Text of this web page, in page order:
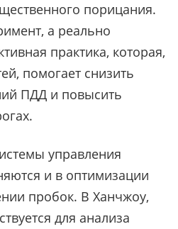
порицания.
а реально
практика, которая,
помогает снизить
ПДД и повысить
управления
и в оптимизации
пробок. В Ханчжоу,
для анализа